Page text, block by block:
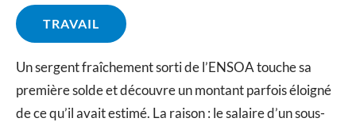
TRAVAIL
Un sergent fraîchement sorti de l’ENSOA touche sa
première solde et découvre un montant parfois éloigné
de ce qu’il avait estimé. La raison : le salaire d’un sous-